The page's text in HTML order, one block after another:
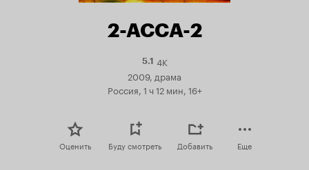
2-АССА-2
5.1Рейтинг
Кинопоиска
5.1
4K
2009, драма
Россия, 1 ч 12 мин, 16+
Оценить Буду смотреть Добавить Еще